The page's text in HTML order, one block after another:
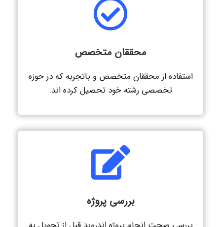
محققان متخصص
استفاده از محققان متخصص و باتجربه که در حوزه
تخصصی رشته خود تحصیل کرده اند.
بررسی پروژه